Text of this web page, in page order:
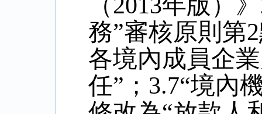
務”審核原則第2
各境內成員企
任”； 3.7“境內